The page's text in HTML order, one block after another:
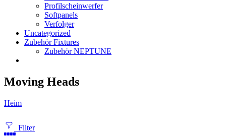
Profilscheinwerfer
Softpanels
Verfolger
Uncategorized
Zubehör Fixtures
Zubehör NEPTUNE
Moving Heads
Heim
Filter